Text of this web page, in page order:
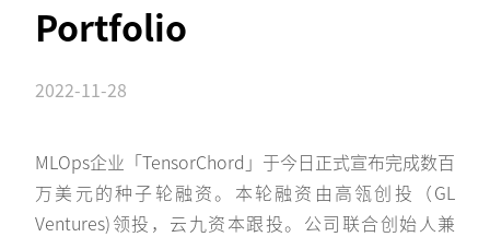
Portfolio
2022-11-28
MLOps企业「TensorChord」于今日正式宣布完成数百
万美元的种子轮融资。本轮融资由高瓴创投（GL
Ventures)领投，云九资本跟投。公司联合创始人兼